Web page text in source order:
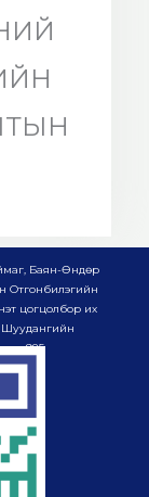
Баян-Өндөр
Отгонбилэгийн
цогцолбор их
Шуудангийн
985